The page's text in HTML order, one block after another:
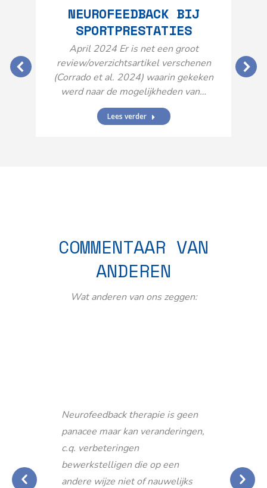
NEUROFEEDBACK BIJ
SPORTPRESTATIES
April 2024 Er is net een groot
review/overzichtsartikel verschenen
(Corrado et al. 2024) waarin gekeken
werd naar de mogelijkheden van…
Lees verder
COMMENTAAR VAN
ANDEREN
Wat anderen van ons zeggen:
Neurofeedback therapie is geen
panacee maar kan veranderingen,
c.q. verbeteringen
bewerkstelligen die op een
andere wijze niet of nauwelijks